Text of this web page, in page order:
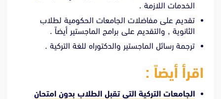
الخدمات اللازمة .
تقديم على مفاضلات الجامعات الحكومية لطلاب
الثانوية , والتقديم على برامج الماجستير أيضاً .
ترجمة رسائل الماجستير والدكتوراه للغة التركية .
اقرأ أيضاً :
الجامعات التركية التي تقبل الطلاب بدون امتحان